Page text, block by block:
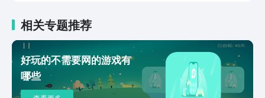
到不同的游戏乐趣。 4、游戏中有着丰富
的社交互动玩法，玩家可以和其他玩家一
起组队解密，体验游戏的乐趣。 飞行者
兄弟2游戏优势 1、享受游戏中异想天开
的故事情节和人物设定。 2、游戏中有着
不同的游戏玩法，让玩家在游戏中体验到
相关专题推荐
好玩的不需要网的游戏有
哪些